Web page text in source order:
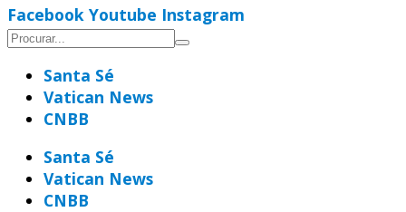
Facebook Youtube Instagram
Santa Sé
Vatican News
CNBB
Santa Sé
Vatican News
CNBB